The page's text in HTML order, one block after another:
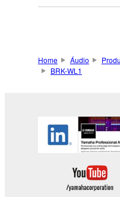
Home Áudio
BRK-WL1